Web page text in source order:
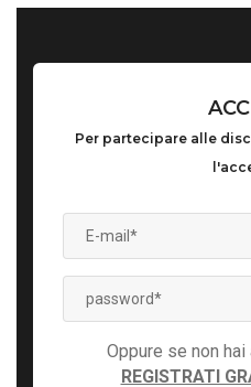
Per partecipare alle
Oppure se non hai
REGISTRATI